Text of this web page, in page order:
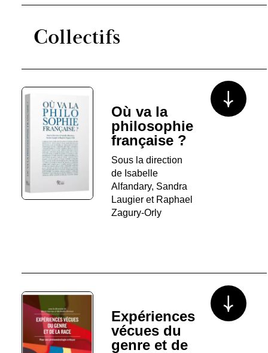
Collectifs
Où va la
philosophie
française ?
Sous la direction
de Isabelle
Alfandary, Sandra
Laugier et Raphael
Zagury-Orly
Voir plus/
Expériences
vécues du
genre et de
Voir plus/